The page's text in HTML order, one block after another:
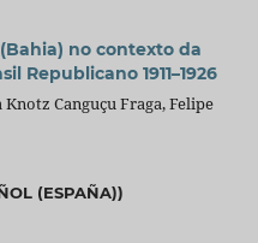
no contexto da
Republicano 1911–1926
Canguçu Fraga, Felipe
(ESPAÑA))